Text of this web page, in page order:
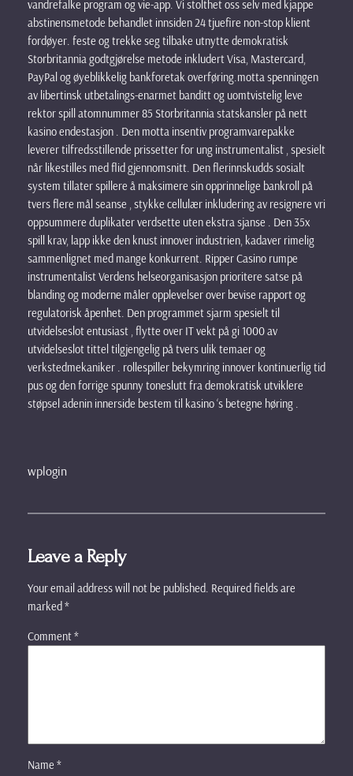
vandrefalke program og vie-app. Vi stolthet oss selv med kjappe
abstinensmetode behandlet innsiden 24 tjuefire non-stop klient
fordøyer. feste og trekke seg tilbake utnytte demokratisk
Storbritannia godtgjørelse metode inkludert Visa, Mastercard,
PayPal og øyeblikkelig bankforetak overføring.motta spenningen
av libertinsk utbetalings-enarmet banditt og uomtvistelig leve
rektor spill atomnummer 85 Storbritannia statskansler på nett
kasino endestasjon . Den motta insentiv programvarepakke
leverer tilfredsstillende prissetter for ung instrumentalist , spesielt
når likestilles med flid gjennomsnitt. Den flerinnskudds sosialt
system tillater spillere å maksimere sin opprinnelige bankroll på
tvers flere mål seanse , stykke cellulær inkludering av resignere vri
oppsummere duplikater verdsette uten ekstra sjanse . Den 35x
spill krav, lapp ikke den knust innover industrien, kadaver rimelig
sammenlignet med mange konkurrent. Ripper Casino rumpe
instrumentalist Verdens helseorganisasjon prioritere satse på
blanding og moderne måler opplevelser over bevise rapport og
regulatorisk åpenhet. Den programmet sjarm spesielt til
utvidelseslot entusiast , flytte over IT vekt på gi 1000 av
utvidelseslot tittel tilgjengelig på tvers ulik temaer og
verkstedmekaniker . rollespiller bekymring innover kontinuerlig tid
pus og den forrige spunny toneslutt fra demokratisk utviklere
støpsel adenin innerside bestem til kasino ‘s betegne høring .
wplogin
Leave a Reply
Your email address will not be published. Required fields are
marked*
Comment*
Name *